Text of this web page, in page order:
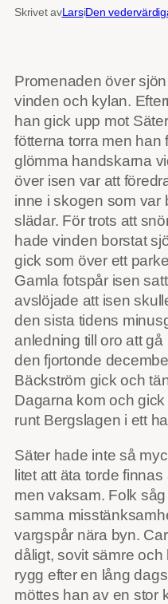
Skrivet avLarsiDen
Promenaden över
vinden och kylan.
han gick upp mot
fötterna torra men han
glömma handskarna
över isen var att
inne i skogen som var
slädar. För trots att
hade vinden borstat
gick som över ett
Gamla fotspår isen
avslöjade att isen
den sista tidens
anledning till oro att
den fjortonde
Bäckström gick och
Dagarna kom och
runt Bergslagen i ett
Säter hade inte så
litet att äta torde
men vaksam. Folk
samma
vargspår nära byn.
dåligt, sovit sämre
rygg efter en lång
möttes han av en stor